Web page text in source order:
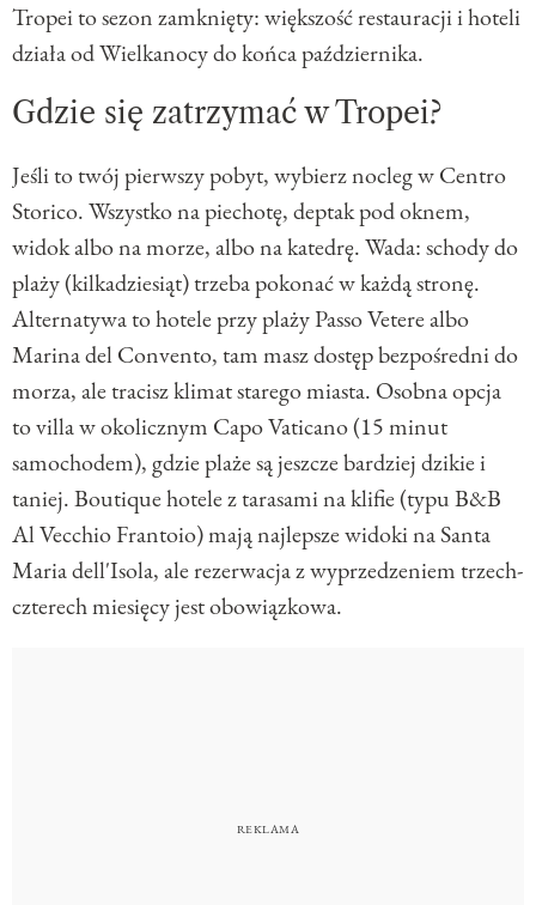
Tropei to sezon zamknięty: większość restauracji i hoteli
działa od Wielkanocy do końca października.
Gdzie się zatrzymać w Tropei?
Jeśli to twój pierwszy pobyt, wybierz nocleg w Centro
Storico. Wszystko na piechotę, deptak pod oknem,
widok albo na morze, albo na katedrę. Wada: schody do
plaży (kilkadziesiąt) trzeba pokonać w każdą stronę.
Alternatywa to hotele przy plaży Passo Vetere albo
Marina del Convento, tam masz dostęp bezpośredni do
morza, ale tracisz klimat starego miasta. Osobna opcja
to villa w okolicznym Capo Vaticano (15 minut
samochodem), gdzie plaże są jeszcze bardziej dzikie i
taniej. Boutique hotele z tarasami na klifie (typu B&B
Al Vecchio Frantoio) mają najlepsze widoki na Santa
Maria dell'Isola, ale rezerwacja z wyprzedzeniem trzech-
czterech miesięcy jest obowiązkowa.